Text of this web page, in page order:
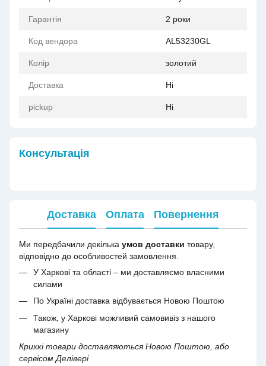
Гарантія 2 роки
Код вендора AL53230GL
Колір золотий
Доставка Ні
pickup Ні
Консультація
Доставка Оплата Повернення
Ми передбачили декілька умов доставки товару,
відповідно до особливостей замовлення.
У Харкові та області – ми доставляємо власними
силами
По Україні доставка відбувається Новою Поштою
Також, у Харкові можливий самовивіз з нашого
магазину
Крихкі товари доставляються Новою Поштою, або
сервісом Делівері